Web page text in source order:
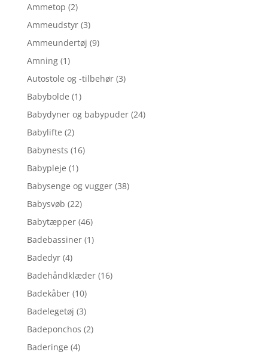
Ammetop (2)
Ammeudstyr (3)
Ammeundertøj (9)
Amning (1)
Autostole og -tilbehør (3)
Babybolde (1)
Babydyner og babypuder (24)
Babylifte (2)
Babynests (16)
Babypleje (1)
Babysenge og vugger (38)
Babysvøb (22)
Babytæpper (46)
Badebassiner (1)
Badedyr (4)
Badehåndklæder (16)
Badekåber (10)
Badelegetøj (3)
Badeponchos (2)
Baderinge (4)